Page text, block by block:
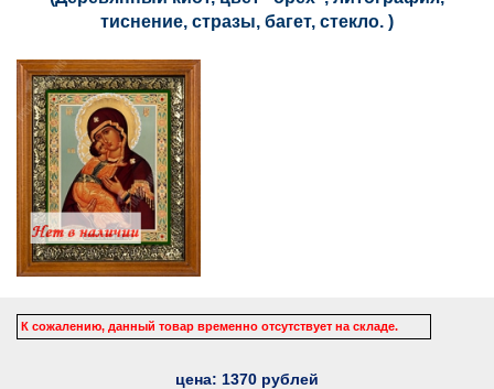
тиснение, стразы, багет, стекло. )
К сожалению, данный товар временно отсутствует на складе.
цена: 1370 рублей